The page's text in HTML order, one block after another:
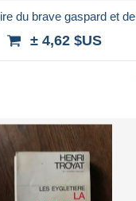
du brave gaspard et de
± 4,62 $US